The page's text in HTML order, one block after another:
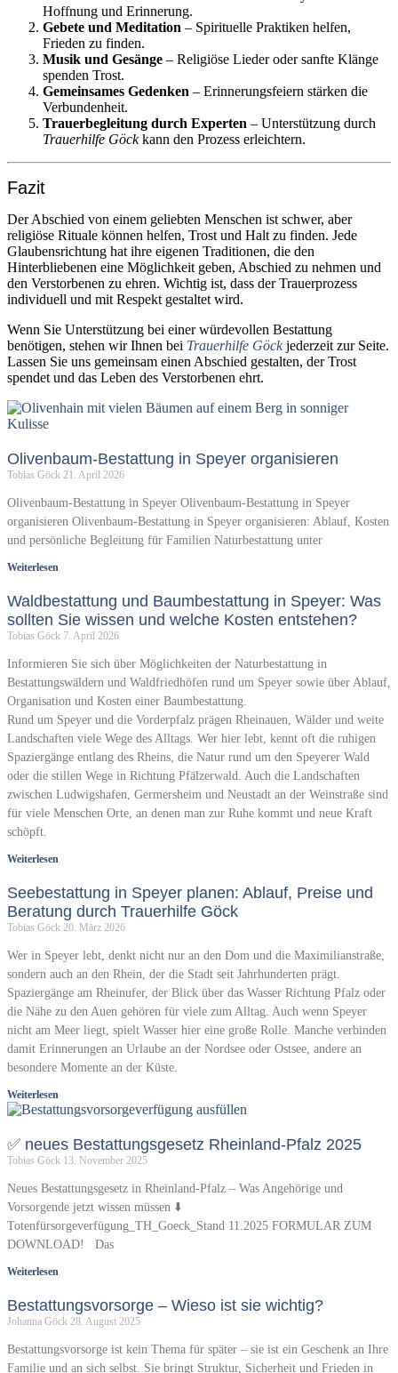
Hoffnung und Erinnerung.
Gebete und Meditation – Spirituelle Praktiken helfen,
Frieden zu finden.
Musik und Gesänge – Religiöse Lieder oder sanfte Klänge
spenden Trost.
Gemeinsames Gedenken – Erinnerungsfeiern stärken die
Verbundenheit.
Trauerbegleitung durch Experten – Unterstützung durch
Trauerhilfe Göckkann den Prozess erleichtern.
Fazit
Der Abschied von einem geliebten Menschen ist schwer, aber
religiöse Rituale können helfen, Trost und Halt zu finden. Jede
Glaubensrichtung hat ihre eigenen Traditionen, die den
Hinterbliebenen eine Möglichkeit geben, Abschied zu nehmen und
den Verstorbenen zu ehren. Wichtig ist, dass der Trauerprozess
individuell und mit Respekt gestaltet wird.
Wenn Sie Unterstützung bei einer würdevollen Bestattung
benötigen, stehen wir Ihnen bei Trauerhilfe Göckjederzeit zur Seite.
Lassen Sie uns gemeinsam einen Abschied gestalten, der Trost
spendet und das Leben des Verstorbenen ehrt.
Olivenbaum-Bestattung in Speyer organisieren
Tobias Göck 21. April 2026
Olivenbaum-Bestattung in Speyer Olivenbaum-Bestattung in Speyer
organisieren Olivenbaum-Bestattung in Speyer organisieren: Ablauf, Kosten
und persönliche Begleitung für Familien Naturbestattung unter
Weiterlesen
Waldbestattung und Baumbestattung in Speyer: Was
sollten Sie wissen und welche Kosten entstehen?
Tobias Göck 7. April 2026
Informieren Sie sich über Möglichkeiten der Naturbestattung in
Bestattungswäldern und Waldfriedhöfen rund um Speyer sowie über Ablauf,
Organisation und Kosten einer Baumbestattung.
Rund um Speyer und die Vorderpfalz prägen Rheinauen, Wälder und weite
Landschaften viele Wege des Alltags. Wer hier lebt, kennt oft die ruhigen
Spaziergänge entlang des Rheins, die Natur rund um den Speyerer Wald
oder die stillen Wege in Richtung Pfälzerwald. Auch die Landschaften
zwischen Ludwigshafen, Germersheim und Neustadt an der Weinstraße sind
für viele Menschen Orte, an denen man zur Ruhe kommt und neue Kraft
schöpft.
Weiterlesen
Seebestattung in Speyer planen: Ablauf, Preise und
Beratung durch Trauerhilfe Göck
Tobias Göck 20. März 2026
Wer in Speyer lebt, denkt nicht nur an den Dom und die Maximilianstraße,
sondern auch an den Rhein, der die Stadt seit Jahrhunderten prägt.
Spaziergänge am Rheinufer, der Blick über das Wasser Richtung Pfalz oder
die Nähe zu den Auen gehören für viele zum Alltag. Auch wenn Speyer
nicht am Meer liegt, spielt Wasser hier eine große Rolle. Manche verbinden
damit Erinnerungen an Urlaube an der Nordsee oder Ostsee, andere an
besondere Momente an der Küste.
Weiterlesen
✅ neues Bestattungsgesetz Rheinland-Pfalz 2025
Tobias Göck 13. November 2025
Neues Bestattungsgesetz in Rheinland-Pfalz – Was Angehörige und
Vorsorgende jetzt wissen müssen ⬇️
Totenfürsorgeverfügung_TH_Goeck_Stand 11.2025 FORMULAR ZUM
DOWNLOAD! Das
Weiterlesen
Bestattungsvorsorge – Wieso ist sie wichtig?
Johanna Göck 28. August 2025
Bestattungsvorsorge ist kein Thema für später – sie ist ein Geschenk an Ihre
Familie und an sich selbst. Sie bringt Struktur, Sicherheit und Frieden in